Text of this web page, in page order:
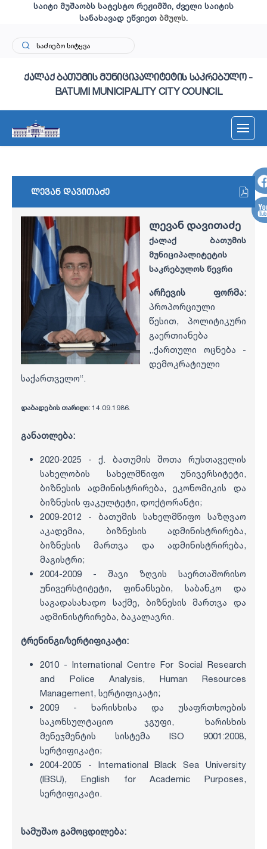
საიტი მუშაობს სატესტო რეჟიმში, ძველი საიტის
სანახავად ეწვიეთ ბმულს.
ქალაქ ბათუმის მუნიციპალიტეტის საკრებულო -
BATUMI MUNICIPALITY CITY COUNCIL
ლევან დავითაძე
ლევან დავითაძე
ქალაქ ბათუმის
მუნიციპალიტეტის
საკრებულოს წევრი
არჩევის ფორმა:
პროპორციული
წესით, პოლიტიკური
გაერთიანება
,,ქართული ოცნება -
დემოკრატიული
საქართველო“.
დაბადების თარიღი: 14.09.1986.
განათლება:
2020-2025 - ქ. ბათუმის შოთა რუსთაველის
სახელობის სახელმწიფო უნივერსიტეტი,
ბიზნესის ადმინისტრირება, ეკონომიკის და
ბიზნესის ფაკულტეტი, დოქტორანტი;
2009-2012 - ბათუმის სახელმწიფო საზღვაო
აკადემია, ბიზნესის ადმინისტრირება,
ბიზნესის მართვა და ადმინისტრირება,
მაგისტრი;
2004-2009 - შავი ზღვის საერთაშორისო
უნივერსტიტეტი, ფინანსები, საბანკო და
საგადასახადო საქმე, ბიზნესის მართვა და
ადმინისტრირება, ბაკალავრი.
ტრენინგი/სერტიფიკატი:
2010 - International Centre For Social Research
and Police Analysis, Human Resources
Management, სერტიფიკატი;
2009 - ხარისხისა და უსაფრთხოების
საკონსულტაციო ჯგუფი, ხარისხის
მენეჯმენტის სისტემა ISO 9001:2008,
სერტიფიკატი;
2004-2005 - International Black Sea University
(IBSU), English for Academic Purposes,
სერტიფიკატი.
სამუშაო გამოცდილება: